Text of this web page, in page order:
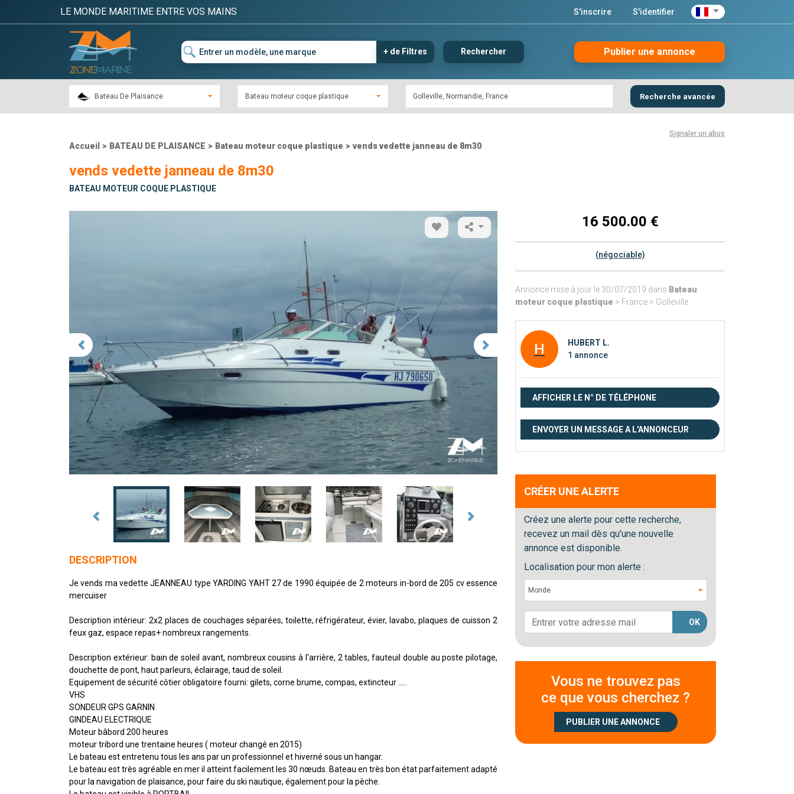
LE MONDE MARITIME ENTRE VOS MAINS S'inscrire S'identifier
+ de Filtres Rechercher Publier une annonce
Bateau De Plaisance Bateau moteur coque plastique Recherche avancée
Signaler un abus
Accueil > BATEAU DE PLAISANCE > Bateau moteur coque plastique > vends vedette janneau de 8m30
vends vedette janneau de 8m30
BATEAU MOTEUR COQUE PLASTIQUE
DESCRIPTION
Je vends ma vedette JEANNEAU type YARDING YAHT 27 de 1990 équipée de 2 moteurs in-bord de 205 cv essence
mercuiser
Description intérieur: 2x2 places de couchages séparées, toilette, réfrigérateur, évier, lavabo, plaques de cuisson 2
feux gaz, espace repas+ nombreux rangements.
Description extérieur: bain de soleil avant, nombreux cousins à l'arrière, 2 tables, fauteuil double au poste pilotage,
douchette de pont, haut parleurs, éclairage, taud de soleil.
Equipement de sécurité côtier obligatoire fourni: gilets, corne brume, compas, extincteur .....
VHS
SONDEUR GPS GARNIN
GINDEAU ELECTRIQUE
Moteur bâbord 200 heures
moteur tribord une trentaine heures ( moteur changé en 2015)
Le bateau est entretenu tous les ans par un professionnel et hiverné sous un hangar.
Le bateau est très agréable en mer il atteint facilement les 30 nœuds. Bateau en très bon état parfaitement adapté
pour la navigation de plaisance, pour faire du ski nautique, également pour la pèche.
16 500.00 €
(négociable)
Annonce mise à jour le 30/07/2019 dans Bateau
moteur coque plastique > France > Golleville
H
HUBERT L.
1 annonce
AFFICHER LE N° DE TÉLÉPHONE
ENVOYER UN MESSAGE A L'ANNONCEUR
CRÉER UNE ALERTE
Créez une alerte pour cette recherche,
recevez un mail dès qu'une nouvelle
annonce est disponible.
Localisation pour mon alerte :
OK
Vous ne trouvez pas
ce que vous cherchez ?
PUBLIER UNE ANNONCE